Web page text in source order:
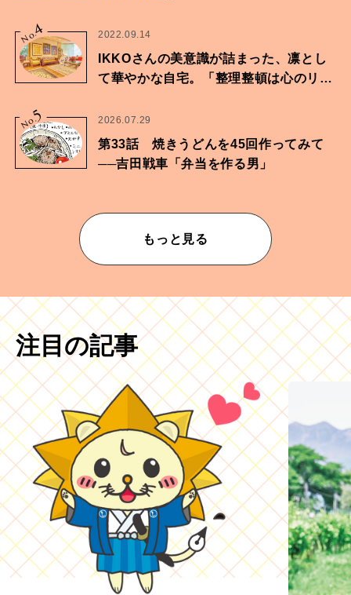
No.
4 2022.09.14
IKKOさんの美意識が詰まった、凛とし
て華やかな自宅。「整理整頓は心のリズ
No.
5 2026.07.29
第33話 焼きうどんを45回作ってみて
──吉田戦車「弁当を作る男」
もっと見る
注目の記事